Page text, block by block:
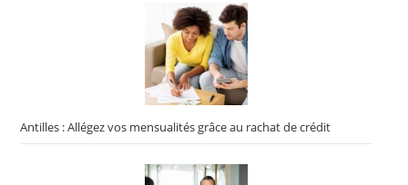
Antilles : Allégez vos mensualités grâce au rachat de crédit